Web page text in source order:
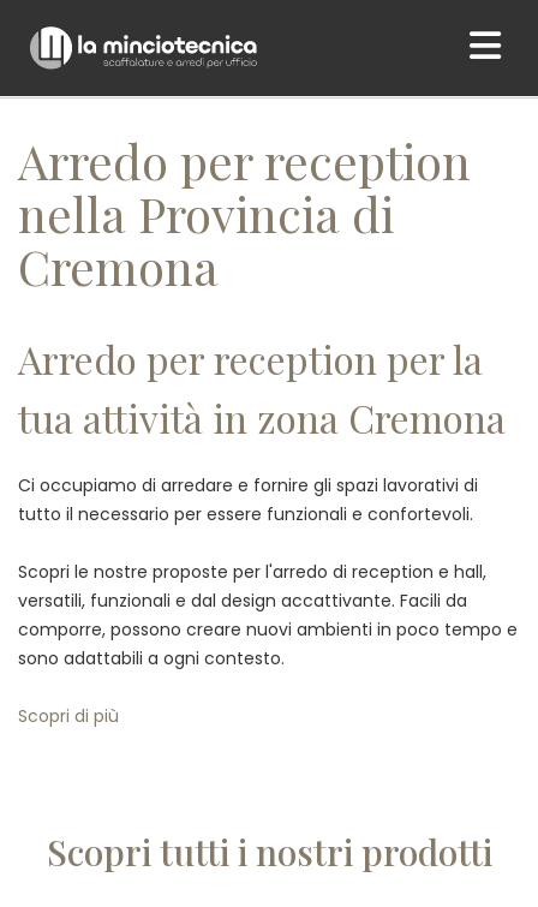
Home/ Arredo per reception nella Provincia di Cremona
Arredo per reception
nella Provincia di
Cremona
Arredo per reception per la
tua attività in zona Cremona
Ci occupiamo di arredare e fornire gli spazi lavorativi di
tutto il necessario per essere funzionali e confortevoli.
Scopri le nostre proposte per l'arredo di reception e hall,
versatili, funzionali e dal design accattivante. Facili da
comporre, possono creare nuovi ambienti in poco tempo e
sono adattabili a ogni contesto.
Scopri di più
Scopri tutti i nostri prodotti